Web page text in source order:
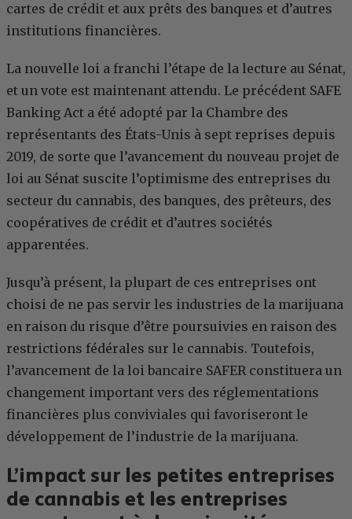
cartes de crédit et aux prêts des banques et d’autres
institutions financières.
La nouvelle loi a franchi l’étape de la lecture au Sénat,
et un vote est maintenant attendu. Le précédent SAFE
Banking Act a été adopté par la Chambre des
représentants des États-Unis à sept reprises depuis
2019, de sorte que l’avancement du nouveau projet de
loi au Sénat suscite l’optimisme des entreprises du
secteur du cannabis, des banques, des prêteurs, des
coopératives de crédit et d’autres sociétés
apparentées.
Jusqu’à présent, la plupart de ces entreprises ont
choisi de ne pas servir les industries de la marijuana
en raison du risque d’être poursuivies en raison des
restrictions fédérales sur le cannabis. Toutefois,
l’avancement de la loi bancaire SAFER constituera un
changement important vers des réglementations
financières plus conviviales qui favoriseront le
développement de l’industrie de la marijuana.
L’impact sur les petites entreprises
de cannabis et les entreprises